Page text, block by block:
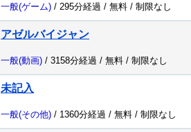
一般(ゲーム) / 295分経過 / 無料 / 制限なし
アゼルバイジャン
一般(動画) / 3158分経過 / 無料 / 制限なし
未記入
一般(その他) / 1360分経過 / 無料 / 制限なし